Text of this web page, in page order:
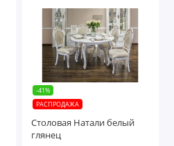
-41%
РАСПРОДАЖА
Столовая Натали белый
глянец